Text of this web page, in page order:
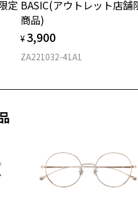
定 BASIC(アウトレット店舗
商品)
¥ 3,900
ZA221032-41A1